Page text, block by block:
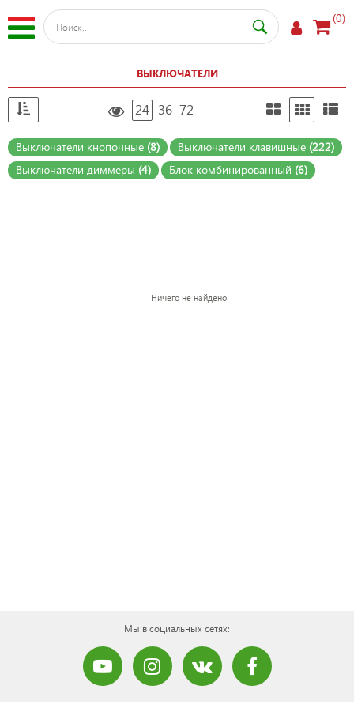
(0)
ВЫКЛЮЧАТЕЛИ
24 36 72
Выключатели кнопочные (8) Выключатели клавишные (222)
Выключатели диммеры (4) Блок комбинированный (6)
Ничего не найдено
Мы в социальных сетях: